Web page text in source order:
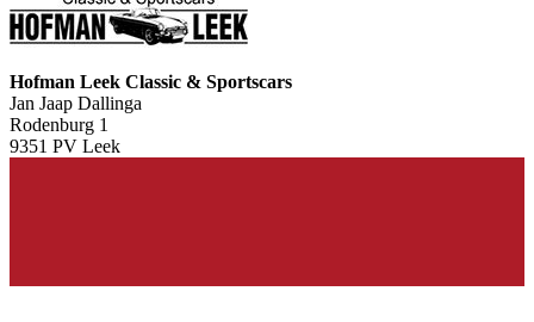
Hofman Leek Classic & Sportscars
Jan Jaap Dallinga
Rodenburg 1
9351 PV Leek